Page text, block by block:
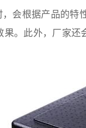
根据产品的特
。此外，厂家